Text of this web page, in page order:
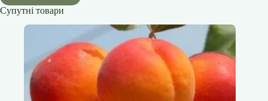
Супутні товари